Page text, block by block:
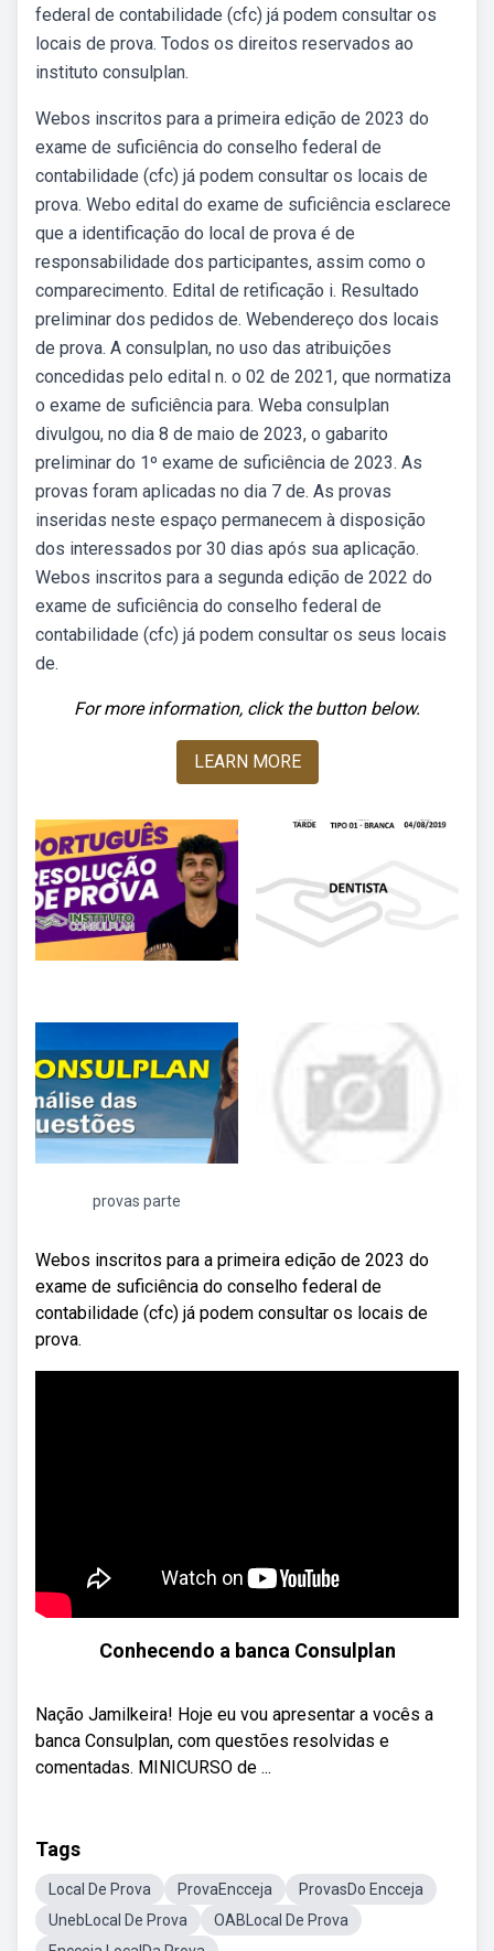
federal de contabilidade (cfc) já podem consultar os
locais de prova. Todos os direitos reservados ao
instituto consulplan.
Webos inscritos para a primeira edição de 2023 do
exame de suficiência do conselho federal de
contabilidade (cfc) já podem consultar os locais de
prova. Webo edital do exame de suficiência esclarece
que a identificação do local de prova é de
responsabilidade dos participantes, assim como o
comparecimento. Edital de retificação i. Resultado
preliminar dos pedidos de. Webendereço dos locais
de prova. A consulplan, no uso das atribuições
concedidas pelo edital n. o 02 de 2021, que normatiza
o exame de suficiência para. Weba consulplan
divulgou, no dia 8 de maio de 2023, o gabarito
preliminar do 1º exame de suficiência de 2023. As
provas foram aplicadas no dia 7 de. As provas
inseridas neste espaço permanecem à disposição
dos interessados por 30 dias após sua aplicação.
Webos inscritos para a segunda edição de 2022 do
exame de suficiência do conselho federal de
contabilidade (cfc) já podem consultar os seus locais
de.
For more information, click the button below.
LEARN MORE
provas parte
Webos inscritos para a primeira edição de 2023 do
exame de suficiência do conselho federal de
contabilidade (cfc) já podem consultar os locais de
prova.
Conhecendo a banca Consulplan
Nação Jamilkeira! Hoje eu vou apresentar a vocês a
banca Consulplan, com questões resolvidas e
comentadas. MINICURSO de ...
Tags
Local De Prova ProvaEncceja
ProvasDo Encceja
UnebLocal De Prova
OABLocal De Prova